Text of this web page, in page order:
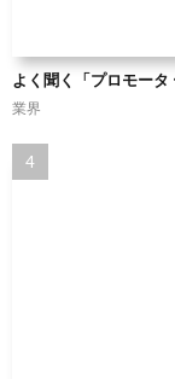
よく聞く「プロモータ
業界